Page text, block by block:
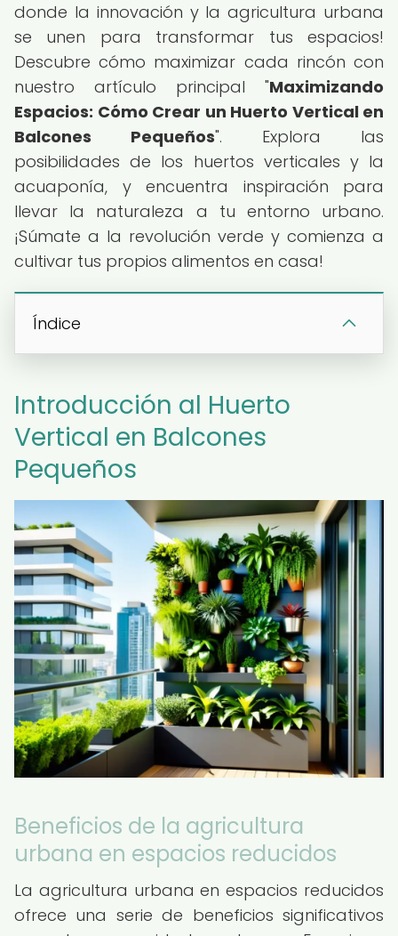
donde la innovación y la agricultura urbana
se unen para transformar tus espacios!
Descubre cómo maximizar cada rincón con
nuestro artículo principal "Maximizando
Espacios: Cómo Crear un Huerto Vertical en
Balcones Pequeños". Explora las
posibilidades de los huertos verticales y la
acuaponía, y encuentra inspiración para
llevar la naturaleza a tu entorno urbano.
¡Súmate a la revolución verde y comienza a
cultivar tus propios alimentos en casa!
Índice
Introducción al Huerto
Vertical en Balcones
Pequeños
Beneficios de la agricultura
urbana en espacios reducidos
La agricultura urbana en espacios reducidos
ofrece una serie de beneficios significativos